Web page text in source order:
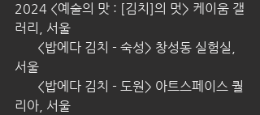
2024 <예술의 맛 : [김치]의 멋> 케이움 갤
러리, 서울
<밥에다 김치 - 숙성> 창성동 실험실,
서울
<밥에다 김치 - 도원> 아트스페이스 퀄
리아, 서울